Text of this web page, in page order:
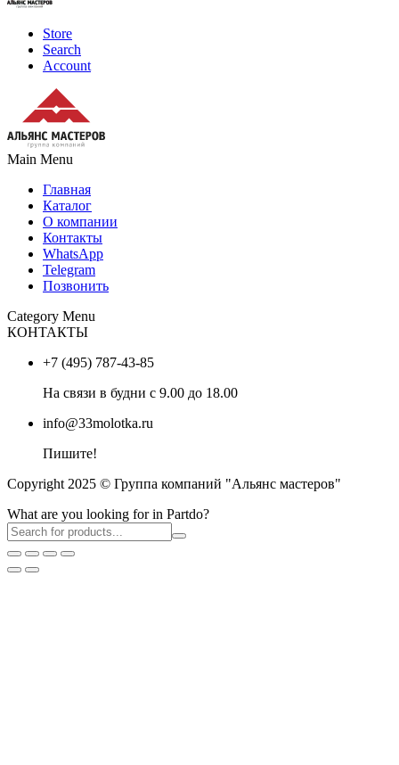
Store
Search
Account
Main Menu
Главная
Каталог
О компании
Контакты
WhatsApp
Telegram
Позвонить
Category Menu
КОНТАКТЫ
+7 (495) 787-43-85
На связи в будни с 9.00 до 18.00
info@33molotka.ru
Пишите!
Copyright 2025 © Группа компаний "Альянс мастеров"
What are you looking for in Partdo?